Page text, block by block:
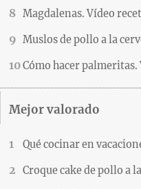
Magdalenas. Vídeo
Muslos de pollo a la
Cómo hacer palmeritas.
Mejor valorado
Qué cocinar en
Croque cake de pollo a